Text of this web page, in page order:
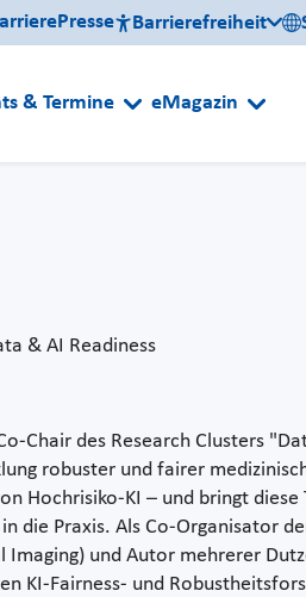
Presse Barrierefreiheit
& Termine eMagazin
& AI Readiness
Chair des Research Clusters
robuster und fairer
Hochrisiko-KI – und bringt diese
die Praxis. Als Co-Organisator
und Autor mehrerer
KI-Fairness- und